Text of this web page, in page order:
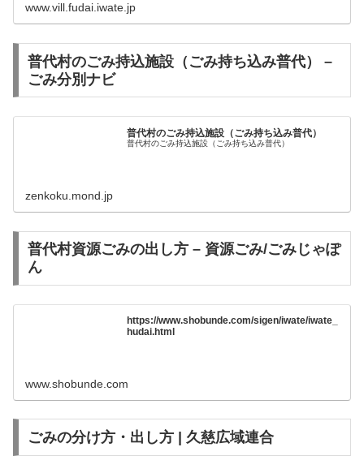
www.vill.fudai.iwate.jp
普代村のごみ持込施設（ごみ持ち込み普代） –
ごみ分別ナビ
普代村のごみ持込施設（ごみ持ち込み普代）
普代村のごみ持込施設（ごみ持ち込み普代）
zenkoku.mond.jp
普代村資源ごみの出し方 – 資源ごみ/ごみじゃぽ
ん
https://www.shobunde.com/sigen/iwate/iwate_
hudai.html
www.shobunde.com
ごみの分け方・出し方 | 久慈広域連合